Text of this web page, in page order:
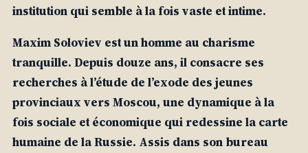
institution qui semble à la fois vaste et intime.
Maxim Soloviev est un homme au charisme
tranquille. Depuis douze ans, il consacre ses
recherches à l’étude de l’exode des jeunes
provinciaux vers Moscou, une dynamique à la
fois sociale et économique qui redessine la carte
humaine de la Russie. Assis dans son bureau